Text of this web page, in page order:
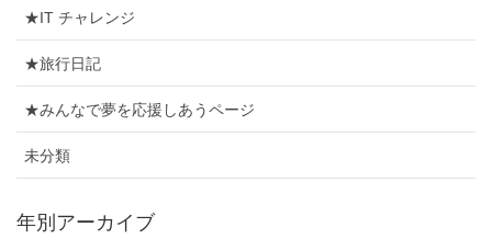
★IT チャレンジ
★旅行日記
★みんなで夢を応援しあうページ
未分類
年別アーカイブ